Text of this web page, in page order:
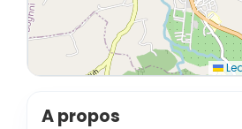
A propos